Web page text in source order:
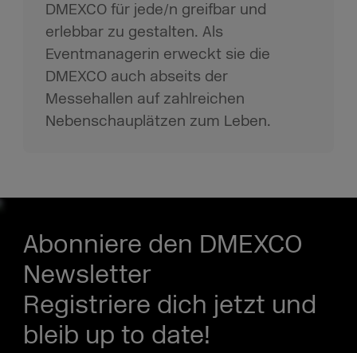
DMEXCO für jede/n greifbar und
erlebbar zu gestalten. Als
Eventmanagerin erweckt sie die
DMEXCO auch abseits der
Messehallen auf zahlreichen
Nebenschauplätzen zum Leben.
Abonniere den DMEXCO
Newsletter
Registriere dich jetzt und
bleib up to date!